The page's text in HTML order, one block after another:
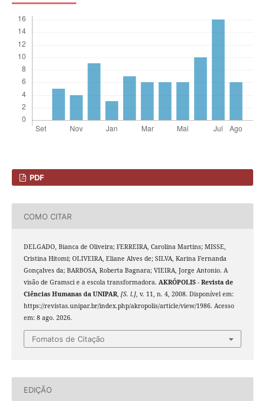
PDF
COMO CITAR
DELGADO, Bianca de Oliveira; FERREIRA, Carolina Martins; MISSE,
Cristina Hitomi; OLIVEIRA, Eliane Alves de; SILVA, Karina Fernanda
Gonçalves da; BARBOSA, Roberta Bagnara; VIEIRA, Jorge Antonio. A
visão de Gramsci e a escola transformadora. AKRÓPOLIS - Revista de
Ciências Humanas da UNIPAR, [S. l.], v. 11, n. 4, 2008. Disponível em:
https://revistas.unipar.br/index.php/akropolis/article/view/1986. Acesso
em: 8 ago. 2026.
Fomatos de Citação
EDIÇÃO